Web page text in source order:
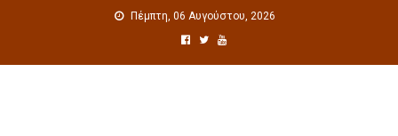
Πέμπτη, 06 Αυγούστου, 2026